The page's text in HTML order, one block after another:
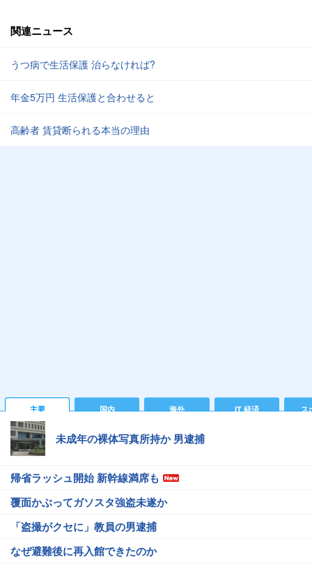
関連ニュース
うつ病で生活保護 治らなければ?
年金5万円 生活保護と合わせると
高齢者 賃貸断られる本当の理由
主要 国内 海外 IT 経済 ス
未成年の裸体写真所持か 男逮捕
帰省ラッシュ開始 新幹線満席も
覆面かぶってガソスタ強盗未遂か
「盗撮がクセに」教員の男逮捕
なぜ避難後に再入館できたのか